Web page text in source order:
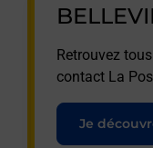
Retrouvez
contact La
Je